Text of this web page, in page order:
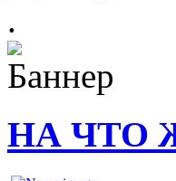
.
НА ЧТО